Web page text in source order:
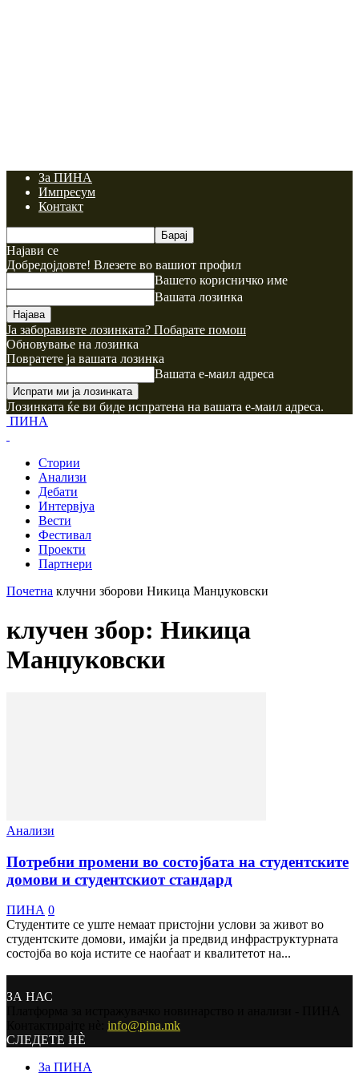
За ПИНА
Импресум
Контакт
Најави се
Добредојдовте! Влезете во вашиот профил
Вашето корисничко име
Вашата лозинка
Ја заборавивте лозинката? Побарате помош
Обновување на лозинка
Повратете ја вашата лозинка
Вашата е-маил адреса
Лозинката ќе ви биде испратена на вашата е-маил адреса.
ПИНА
Стории
Анализи
Дебати
Интервјуа
Вести
Фестивал
Проекти
Партнери
Почетна клучни зборови Никица Манџуковски
клучен збор: Никица
Манџуковски
Анализи
Потребни промени во состојбата на студентските
домови и студентскиот стандард
ПИНА 0
Студентите се уште немаат пристојни услови за живот во
студентските домови, имајќи ја предвид инфраструктурната
состојба во која истите се наоѓаат и квалитетот на...
ЗА НАС
info@pina.mk
СЛЕДЕТЕ НЀ
За ПИНА